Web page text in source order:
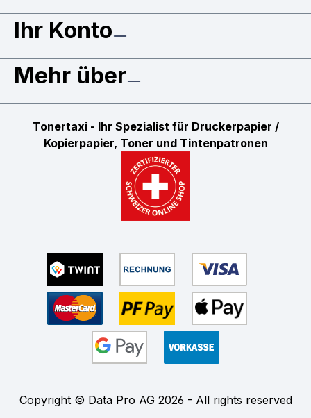
Ihr Konto
Mehr über
Tonertaxi - Ihr Spezialist für Druckerpapier /
Kopierpapier, Toner und Tintenpatronen
Copyright © Data Pro AG 2026 - All rights reserved